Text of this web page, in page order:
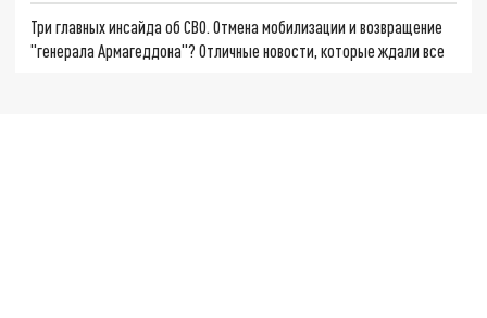
Три главных инсайда об СВО. Отмена мобилизации и возвращение
"генерала Армагеддона"? Отличные новости, которые ждали все